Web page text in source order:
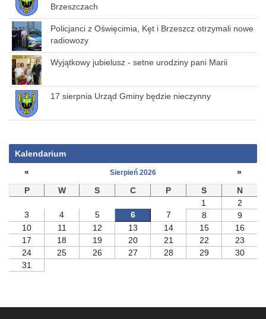
Brzeszczach
Policjanci z Oświęcimia, Kęt i Brzeszcz otrzymali nowe
radiowozy
Wyjątkowy jubielusz - setne urodziny pani Marii
17 sierpnia Urząd Gminy będzie nieczynny
Kalendarium
«
Sierpień 2026
»
P
W S C P S
N
1
2
3
4 5 6 7 8
9
10
11 12 13 14 15
16
17
18 19 20 21 22
23
24
25 26 27 28 29
30
31